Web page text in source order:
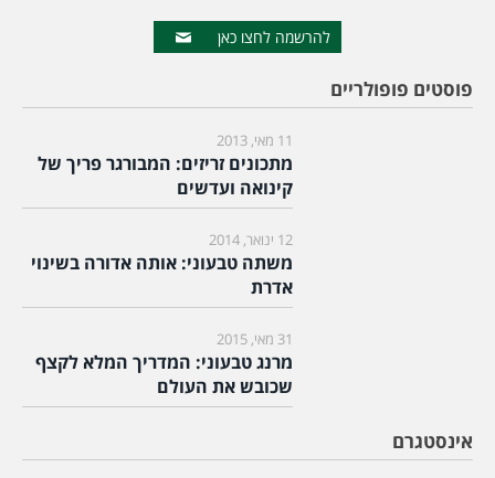
להרשמה לחצו כאן
פוסטים פופולריים
11 מאי, 2013
מתכונים זריזים: המבורגר פריך של
קינואה ועדשים
12 ינואר, 2014
משתה טבעוני: אותה אדורה בשינוי
אדרת
31 מאי, 2015
מרנג טבעוני: המדריך המלא לקצף
שכובש את העולם
אינסטגרם